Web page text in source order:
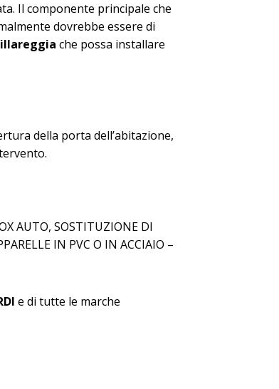
Il componente principale che
dovrebbe essere di
che possa installare
della porta dell’abitazione,
AUTO, SOSTITUZIONE DI
IN PVC O IN ACCIAIO –
e di tutte le marche